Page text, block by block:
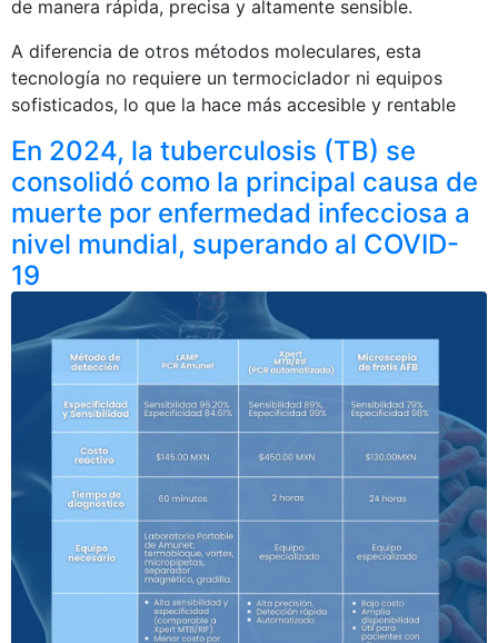
de manera rápida, precisa y altamente sensible.
A diferencia de otros métodos moleculares, esta
tecnología no requiere un termociclador ni equipos
sofisticados, lo que la hace más accesible y rentable
En 2024, la tuberculosis (TB) se
consolidó como la principal causa de
muerte por enfermedad infecciosa a
nivel mundial, superando al COVID-
19